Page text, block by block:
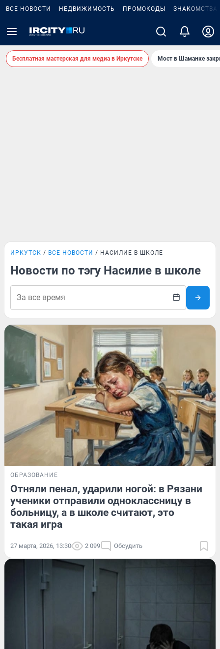
ВСЕ НОВОСТИ НЕДВИЖИМОСТЬ ПРОМОКОДЫ ЗНАКОМСТВА
Бесплатная мастерская для медиа в Иркутске Мост в Шаманке
ИРКУТСК ВСЕ НОВОСТИ НАСИЛИЕ В ШКОЛЕ
Новости по тэгу Насилие в школе
ОБРАЗОВАНИЕ
Отняли пенал, ударили ногой: в Рязани
ученики отправили одноклассницу в
больницу, а в школе считают, это
такая игра
27 марта, 2026, 13:30 2 099 Обсудить